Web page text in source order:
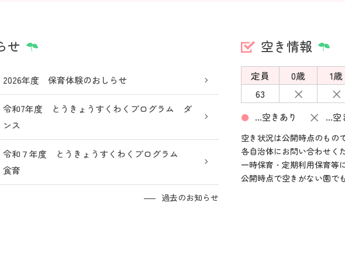
せ
2026年度 保育体験のおしらせ
令和7年度 とうきょうすくわくプログラム ダ
ンス
令和７年度 とうきょうすくわくプログラム
食育
過去のお知らせ
空き情報
定員 0歳 1歳
63
× ×
● …空きあり × …空
空き状況は公開時点のもの
各自治体にお問い合わせく
一時保育・定期利用保育等
公開時点で空きがない園で